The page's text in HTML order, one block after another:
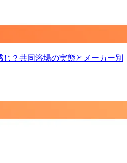
？共同浴場の実態とメーカー別